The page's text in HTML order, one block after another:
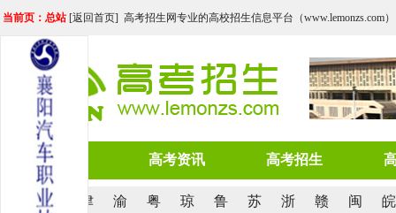
当前页：总站[返回首页] 高考招生网专业的高校招生信息平台（www.lemonzs.com）
网站首页 高考资讯 高考招生
沪 津 渝 粤 琼 鲁 苏 浙 赣 闽 皖